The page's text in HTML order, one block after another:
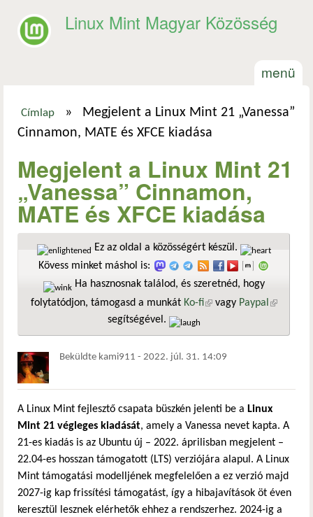
Linux Mint Magyar Közösség
menü
Jelenlegi hely
Címlap »
Megjelent a Linux Mint 21 „Vanessa”
Cinnamon, MATE és XFCE kiadása
Megjelent a Linux Mint 21
„Vanessa” Cinnamon,
MATE és XFCE kiadása
Ez az oldal a közösségért készül.
Kövess minket máshol is:
Ha hasznosnak találod, és szeretnéd, hogy
folytatódjon, támogasd a munkát Ko-fi(külső hivatkozás)
vagy Paypal
segítségével.
Beküldte kami911 - 2022. júl. 31. 14:09
A Linux Mint fejlesztő csapata büszkén jelenti be a Linux
Mint 21 végleges kiadását, amely a Vanessa nevet kapta. A
21-es kiadás is az Ubuntu új – 2022. áprilisban megjelent –
22.04-es hosszan támogatott (LTS) verziójára alapul. A Linux
Mint támogatási modelljének megfelelően a ez verzió majd
2027-ig kap frissítési támogatást, így a hibajavítások öt éven
keresztül lesznek elérhetők ehhez a rendszerhez. 2024-ig a